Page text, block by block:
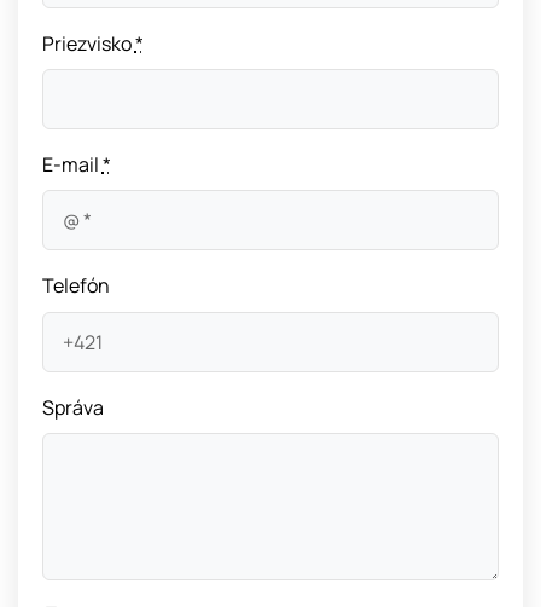
Priezvisko*
E-mail*
Telefón
Správa